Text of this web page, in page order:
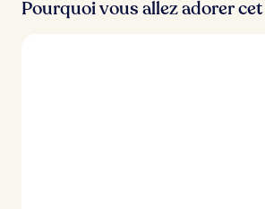
Pourquoi vous allez adorer